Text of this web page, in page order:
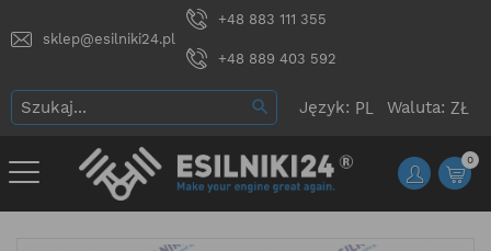
sklep@esilniki24.pl
+48 883 111 355
+48 889 403 592
Język: Waluta:
0